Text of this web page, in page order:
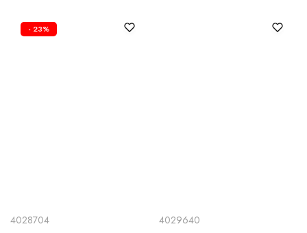
- 23%
4028704 4029640